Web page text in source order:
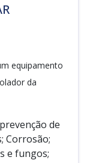
equipamento
da
de
Corrosão;
e fungos;